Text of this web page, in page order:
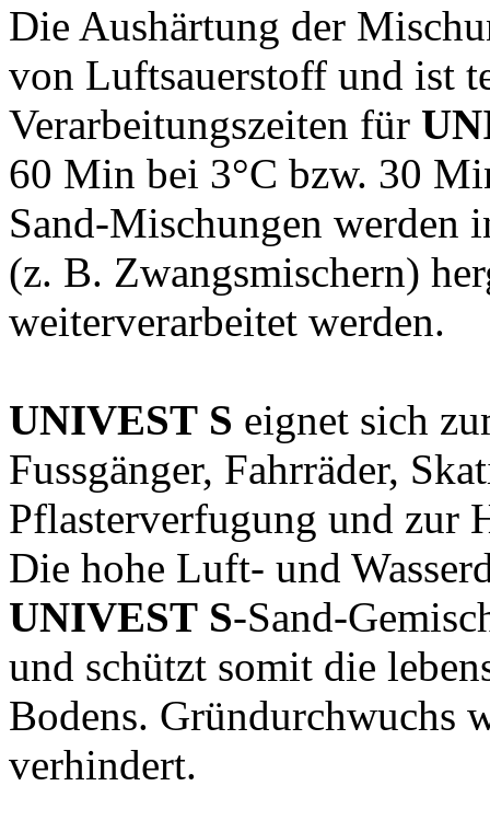
Die Aushärtung der
von Luftsauerstoff und ist
Verarbeitungszeiten für
60 Min bei 3°C bzw. 30
Sand-Mischungen werden
(z. B. Zwangsmischern)
weiterverarbeitet werden.
UNIVEST S eignet sich
Fussgänger, Fahrräder,
Pflasterverfugung und zur
Die hohe Luft- und
UNIVEST S-Sand-
und schützt somit die
Bodens. Gründurchwuchs
verhindert.